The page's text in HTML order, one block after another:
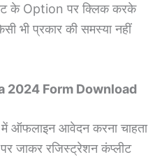
के Option पर क्लिक करके
प्रकार की समस्या नहीं
2024 Form Download
में ऑफलाइन आवेदन करना चाहता
जाकर रजिस्ट्रेशन कंप्लीट